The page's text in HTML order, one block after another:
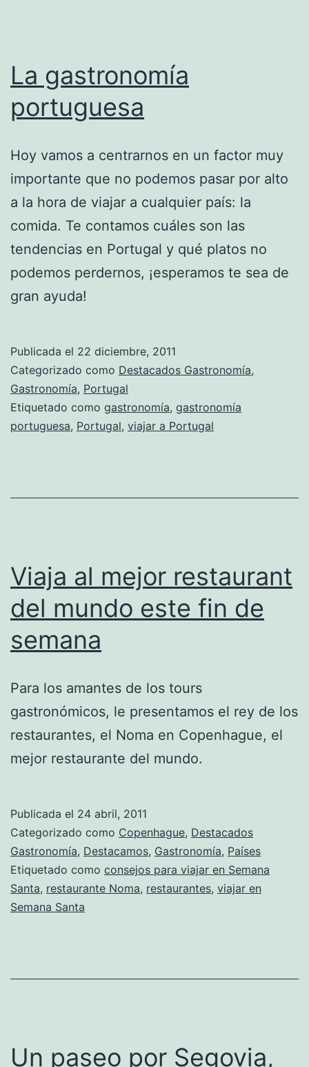
La gastronomía
portuguesa
Hoy vamos a centrarnos en un factor muy
importante que no podemos pasar por alto
a la hora de viajar a cualquier país: la
comida. Te contamos cuáles son las
tendencias en Portugal y qué platos no
podemos perdernos, ¡esperamos te sea de
gran ayuda!
Publicada el 22 diciembre, 2011
Categorizado como Destacados Gastronomía,
Gastronomía, Portugal
Etiquetado como gastronomía, gastronomía
portuguesa, Portugal, viajar a Portugal
Viaja al mejor restaurant
del mundo este fin de
semana
Para los amantes de los tours
gastronómicos, le presentamos el rey de los
restaurantes, el Noma en Copenhague, el
mejor restaurante del mundo.
Publicada el 24 abril, 2011
Categorizado como Copenhague, Destacados
Gastronomía, Destacamos, Gastronomía, Países
Etiquetado como consejos para viajar en Semana
Santa, restaurante Noma, restaurantes, viajar en
Semana Santa
Un paseo por Segovia,